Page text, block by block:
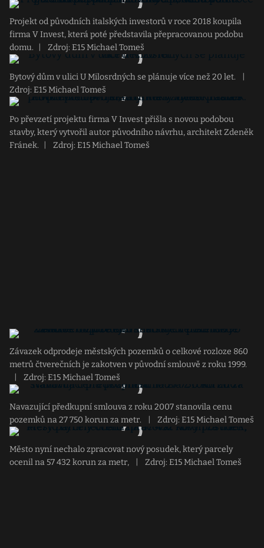
Projekt od původních italských investorů v roce 2018 koupila
firma V Invest, která poté představila přepracovanou podobu
domu.
Zdroj: E15 Michael Tomeš
Bytový dům v ulici U Milosrdných se plánuje více než 20 let.
Zdroj: E15 Michael Tomeš
Po převzetí projektu firma V Invest přišla s novou podobou
stavby, který vytvořil autor původního návrhu, architekt Zdeněk
Fránek.
Zdroj: E15 Michael Tomeš
Závazek odprodeje městských pozemků o celkové rozloze 860
metrů čtverečních je zakotven v původní smlouvě z roku 1999.
Zdroj: E15 Michael Tomeš
Navazující předkupní smlouva z roku 2007 stanovila cenu
pozemků na 27 750 korun za metr.
Zdroj: E15 Michael Tomeš
Město nyní nechalo zpracovat nový posudek, který parcely
ocenil na 57 432 korun za metr,
Zdroj: E15 Michael Tomeš